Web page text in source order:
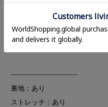
程よい肌見せで抜け感のある
深いスリットを施すことで、
す。ポケットを無くし、無駄
---------------------------
裏地：あり
ストレッチ：あり